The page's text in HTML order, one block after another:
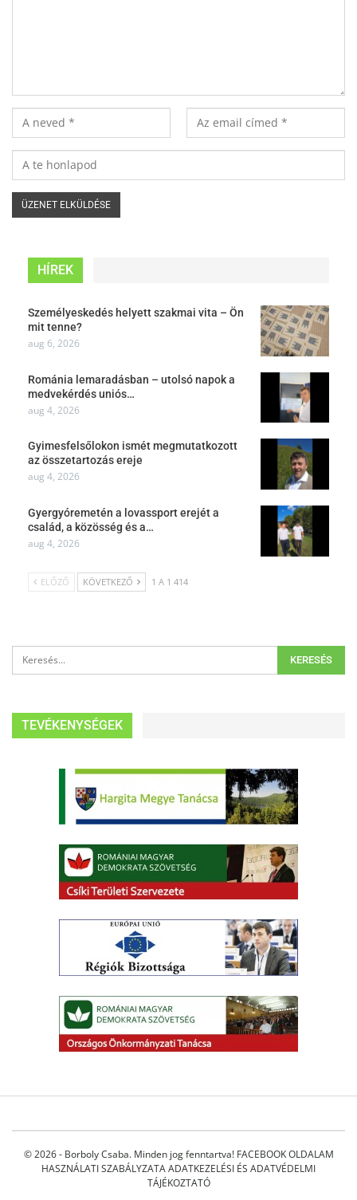
HÍREK
Személyeskedés helyett szakmai vita – Ön
mit tenne?
aug 6, 2026
Románia lemaradásban – utolsó napok a
medvekérdés uniós…
aug 4, 2026
Gyimesfelsőlokon ismét megmutatkozott
az összetartozás ereje
aug 4, 2026
Gyergyóremetén a lovassport erejét a
család, a közösség és a…
aug 4, 2026
ELŐZŐ KÖVETKEZŐ 1 A 1 414
TEVÉKENYSÉGEK
© 2026 - Borboly Csaba. Minden jog fenntartva! FACEBOOK OLDALAM
HASZNÁLATI SZABÁLYZATAADATKEZELÉSI ÉS ADATVÉDELMI
TÁJÉKOZTATÓ